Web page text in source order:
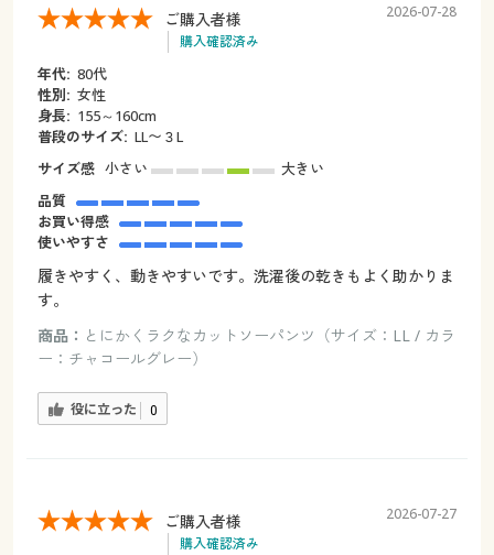
ご購入者様
購入確認済み
2026-07-28
年代: 80代
性別: 女性
身長: 155～160cm
普段のサイズ: LL〜３L
サイズ感 小さい
大きい
品質
お買い得感
使いやすさ
履きやすく、動きやすいです。洗濯後の乾きもよく助かりま
す。
商品： とにかくラクなカットソーパンツ（サイズ：LL / カラ
ー：チャコールグレー）
役に立った 0
ご購入者様
購入確認済み
2026-07-27